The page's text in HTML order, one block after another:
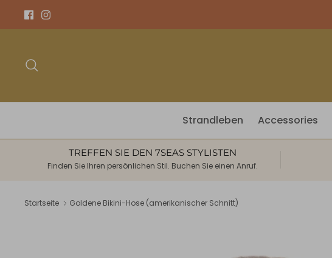
Strandleben Accessories
TREFFEN SIE DEN 7SEAS STYLISTEN
Finden Sie Ihren persönlichen Stil. Buchen Sie einen Anruf.
Startseite Goldene Bikini-Hose (amerikanischer Schnitt)